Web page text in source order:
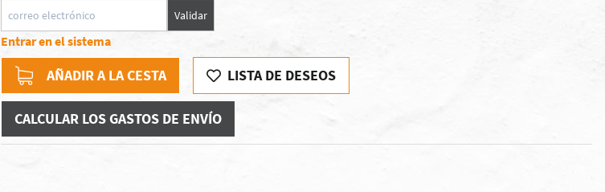
Validar
Entrar en el sistema
AÑADIR A LA CESTA LISTA DE DESEOS
CALCULAR LOS GASTOS DE ENVÍO